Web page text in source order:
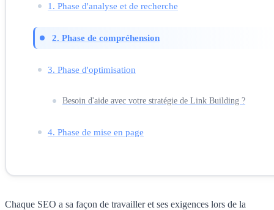
1. Phase d'analyse et de recherche
2. Phase de compréhension
3. Phase d'optimisation
Besoin d'aide avec votre stratégie de Link Building ?
4. Phase de mise en page
Chaque SEO a sa façon de travailler et ses exigences lors de la